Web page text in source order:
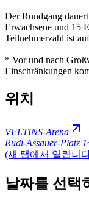
Der Rundgang
Erwachsene und 15
Teilnehmerzahl ist
* Vor und nach
Einschränkungen
위치
VELTINS-Arena
Rudi-Assauer-Platz 1
(새 탭에서 열립니
날짜를 선택